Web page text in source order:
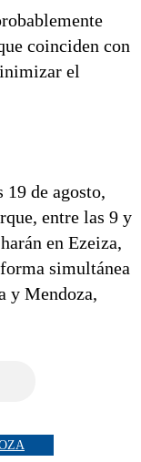
coinciden con
el
19 de agosto,
entre las 9 y
en Ezeiza,
simultánea
y Mendoza,